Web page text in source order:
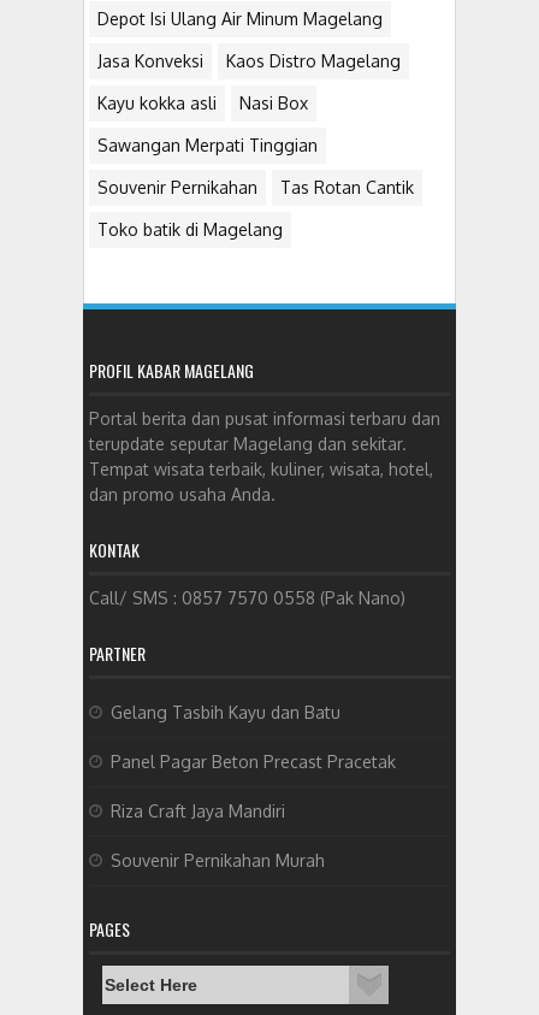
Depot Isi Ulang Air Minum Magelang
Jasa Konveksi Kaos Distro Magelang
Kayu kokka asli Nasi Box
Sawangan Merpati Tinggian
Souvenir Pernikahan Tas Rotan Cantik
Toko batik di Magelang
PROFIL KABAR MAGELANG
Portal berita dan pusat informasi terbaru dan
terupdate seputar Magelang dan sekitar.
Tempat wisata terbaik, kuliner, wisata, hotel,
dan promo usaha Anda.
KONTAK
Call/ SMS : 0857 7570 0558 (Pak Nano)
PARTNER
Gelang Tasbih Kayu dan Batu
Panel Pagar Beton Precast Pracetak
Riza Craft Jaya Mandiri
Souvenir Pernikahan Murah
PAGES